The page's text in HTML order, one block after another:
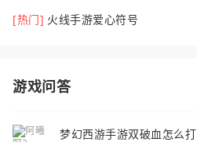
[热门] 火线手游爱心符号
游戏问答
梦幻西游手游双破血怎么打